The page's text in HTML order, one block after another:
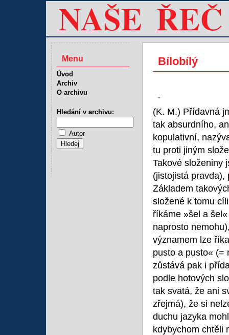
Bílobílý
-
(K. M.) Přídavná
tak absurdního,
kopulativní,
tu proti jiným
Takové složeniny
(jistojistá pravda),
Základem
složené k tomu
říkáme »šel a
naprosto
významem lze
pusto a pusto« (=
zůstává pak i
podle hotových
tak svatá, že ani
zřejmá), že si
duchu jazyka
kdybychom chtěli
Menu
Úvod
Archiv
O archivu
Hledání v archivu:
Autor